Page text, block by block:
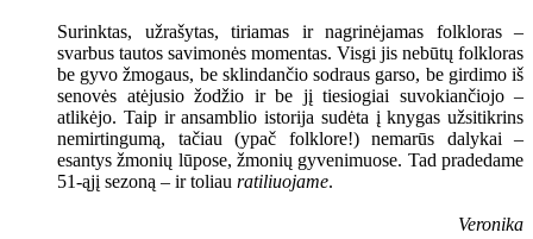
Surinktas, užrašytas, tiriamas ir nagrinėjamas folkloras –
svarbus tautos savimonės momentas. Visgi jis nebūtų folkloras
be gyvo žmogaus, be sklindančio sodraus garso, be girdimo iš
senovės atėjusio žodžio ir be jį tiesiogiai suvokiančiojo –
atlikėjo. Taip ir ansamblio istorija sudėta į knygas užsitikrins
nemirtingumą, tačiau (ypač folklore!) nemarūs dalykai –
esantys žmonių lūpose, žmonių gyvenimuose. Tad pradedame
51-ąjį sezoną – ir toliau ratiliuojame.
Veronika